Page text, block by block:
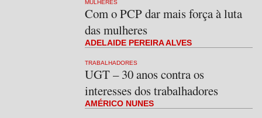
MULHERES
Com o PCP dar mais força à luta
das mulheres
ADELAIDE PEREIRA ALVES
TRABALHADORES
UGT – 30 anos contra os
interesses dos trabalhadores
AMÉRICO NUNES